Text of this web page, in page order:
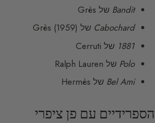
Bandit של Grès
Cabochard של Grès (1959)
1881 של Cerruti
Polo של Ralph Lauren
Bel Ami של Hermès
הספרידיים עם פן ציפרי